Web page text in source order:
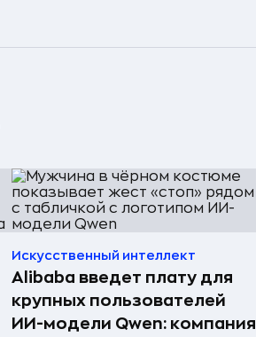
Искусственный интеллект
Alibaba введет плату для
крупных пользователей
ИИ-модели Qwen: компания